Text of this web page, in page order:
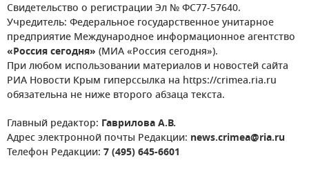
Свидетельство о регистрации Эл № ФС77-57640.
Учредитель: Федеральное государственное унитарное
предприятие Международное информационное агентство
«Россия сегодня» (МИА «Россия сегодня»).
При любом использовании материалов и новостей сайта
РИА Новости Крым гиперссылка на https://crimea.ria.ru
обязательна не ниже второго абзаца текста.
Главный редактор: Гаврилова А.В.
Адрес электронной почты Редакции: news.crimea@ria.ru
Телефон Редакции: 7 (495) 645-6601